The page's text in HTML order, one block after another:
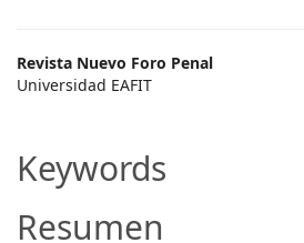
Main
Article
Revista Nuevo Foro Penal
Universidad EAFIT
Keywords
Resumen